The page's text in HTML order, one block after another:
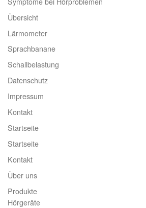
Übersicht
Lärmometer
Sprachbanane
Schallbelastung
Datenschutz
Impressum
Kontakt
Startseite
Startseite
Kontakt
Über uns
Produkte
Hörgeräte